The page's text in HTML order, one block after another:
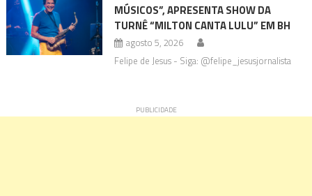
MÚSICOS”, APRESENTA SHOW DA
TURNÊ “MILTON CANTA LULU” EM BH
agosto 5, 2026
Felipe de Jesus - Siga: @felipe_jesusjornalista